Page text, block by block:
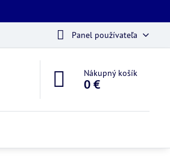
Panel používateľa
Nákupný košík
0 €